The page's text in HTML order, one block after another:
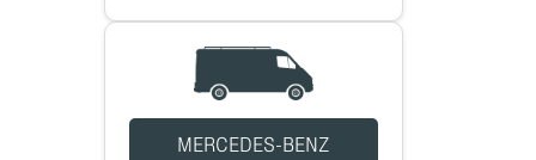
MERCEDES-BENZ